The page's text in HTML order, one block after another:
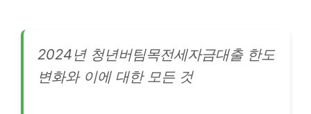
2024년 청년버팀목전세자금대출 한도
변화와 이에 대한 모든 것